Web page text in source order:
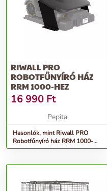
RIWALL PRO
ROBOTFŰNYÍRÓ HÁZ
RRM 1000-HEZ
16 990 Ft
Pepita
Hasonlók, mint Riwall PRO
Robotfűnyíró ház RRM 1000-
hez